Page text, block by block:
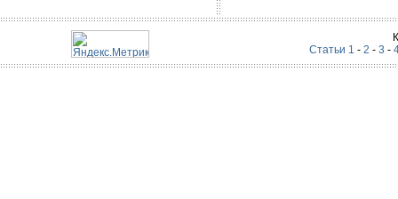
Статьи 1 - 2 - 3 -